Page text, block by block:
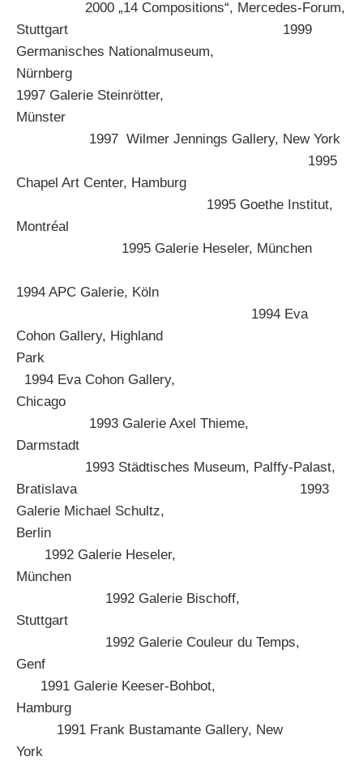
2000 „14 Compositions“, Mercedes-Forum,
Stuttgart 1999
Germanisches Nationalmuseum,
Nürnberg
1997 Galerie Steinrötter,
Münster
1997 Wilmer Jennings Gallery, New York
1995
Chapel Art Center, Hamburg
1995 Goethe Institut,
Montréal
1995 Galerie Heseler, München
1994 APC Galerie, Köln
1994 Eva
Cohon Gallery, Highland
Park
1994 Eva Cohon Gallery,
Chicago
1993 Galerie Axel Thieme,
Darmstadt
1993 Städtisches Museum, Palffy-Palast,
Bratislava 1993
Galerie Michael Schultz,
Berlin
1992 Galerie Heseler,
München
1992 Galerie Bischoff,
Stuttgart
1992 Galerie Couleur du Temps,
Genf
1991 Galerie Keeser-Bohbot,
Hamburg
1991 Frank Bustamante Gallery, New
York